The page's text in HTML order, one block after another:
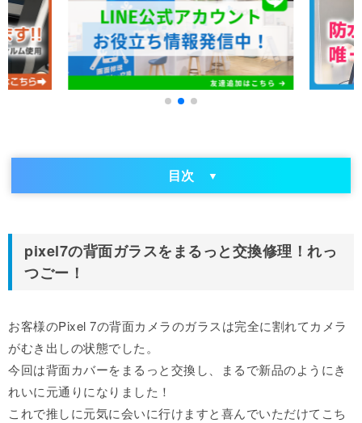
目次
pixel7の背面ガラスをまるっと交換修理！れっ
つごー！
お客様のPixel 7の背面カメラのガラスは完全に割れてカメラ
がむき出しの状態でした。
今回は背面カバーをまるっと交換し、まるで新品のようにき
れいに元通りになりました！
これで推しに元気に会いに行けますと喜んでいただけてこち